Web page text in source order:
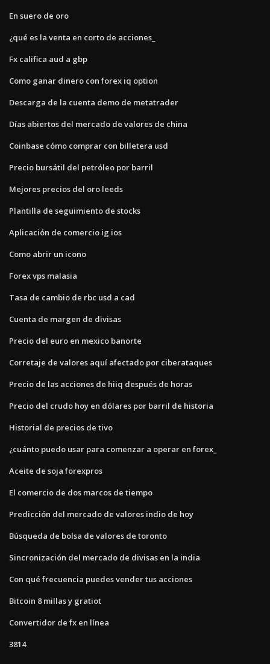
En suero de oro
¿qué es la venta en corto de acciones_
Fx califica aud a gbp
Como ganar dinero con forex iq option
Descarga de la cuenta demo de metatrader
Días abiertos del mercado de valores de china
Coinbase cómo comprar con billetera usd
Precio bursátil del petróleo por barril
Mejores precios del oro leeds
Plantilla de seguimiento de stocks
Aplicación de comercio ig ios
Como abrir un icono
Forex vps malasia
Tasa de cambio de rbc usd a cad
Cuenta de margen de divisas
Precio del euro en mexico banorte
Corretaje de valores aquí afectado por ciberataques
Precio de las acciones de hiiq después de horas
Precio del crudo hoy en dólares por barril de historia
Historial de precios de tivo
¿cuánto puedo usar para comenzar a operar en forex_
Aceite de soja forexpros
El comercio de dos marcos de tiempo
Predicción del mercado de valores indio de hoy
Búsqueda de bolsa de valores de toronto
Sincronización del mercado de divisas en la india
Con qué frecuencia puedes vender tus acciones
Bitcoin 8 millas y gratiot
Convertidor de fx en línea
3814